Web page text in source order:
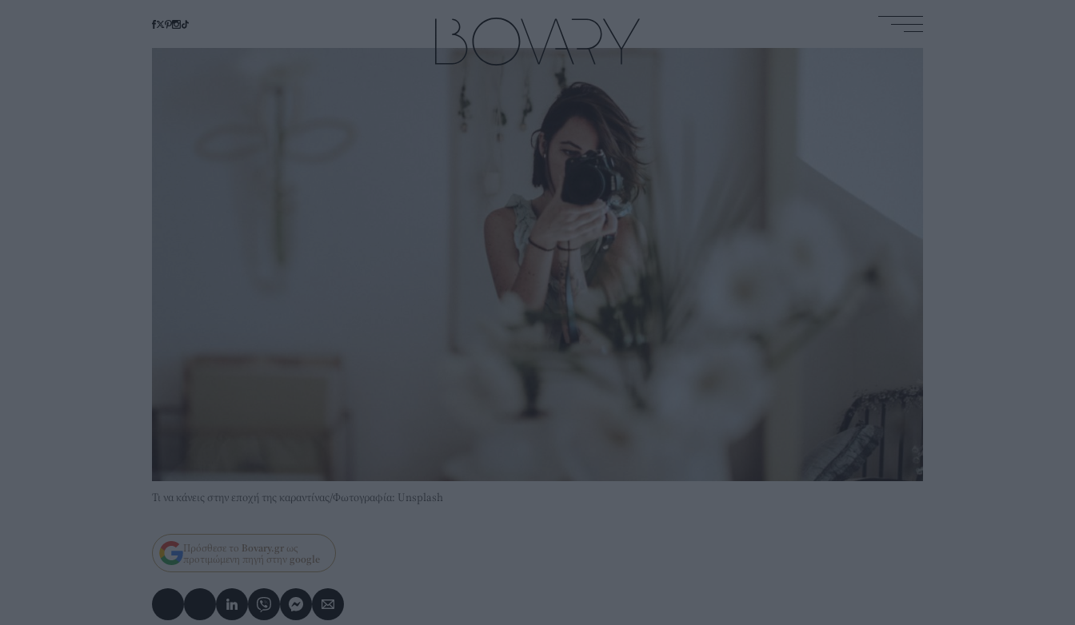
Τι να κάνεις στην εποχή της καραντίνας/Φωτογραφία: Unsplash
Πρόσθεσε το Bovary.gr ως
προτιμώμενη πηγή στην google